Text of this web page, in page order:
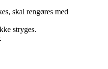
skal rengøres med
stryges.